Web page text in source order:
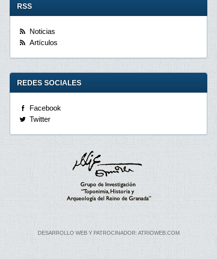
RSS
Noticias
Artículos
REDES SOCIALES
Facebook
Twitter
DESARROLLO WEB Y PATROCINADOR: ATRIOWEB.COM